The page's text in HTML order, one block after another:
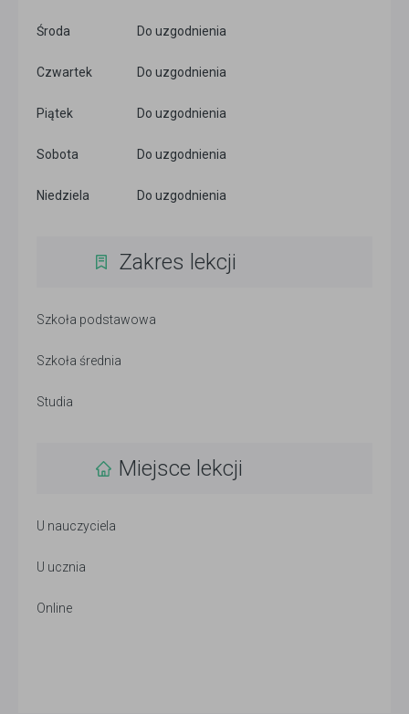
Środa Do uzgodnienia
Czwartek Do uzgodnienia
Piątek Do uzgodnienia
Sobota Do uzgodnienia
Niedziela Do uzgodnienia
Zakres lekcji
Szkoła podstawowa
Szkoła średnia
Studia
Miejsce lekcji
U nauczyciela
U ucznia
Online